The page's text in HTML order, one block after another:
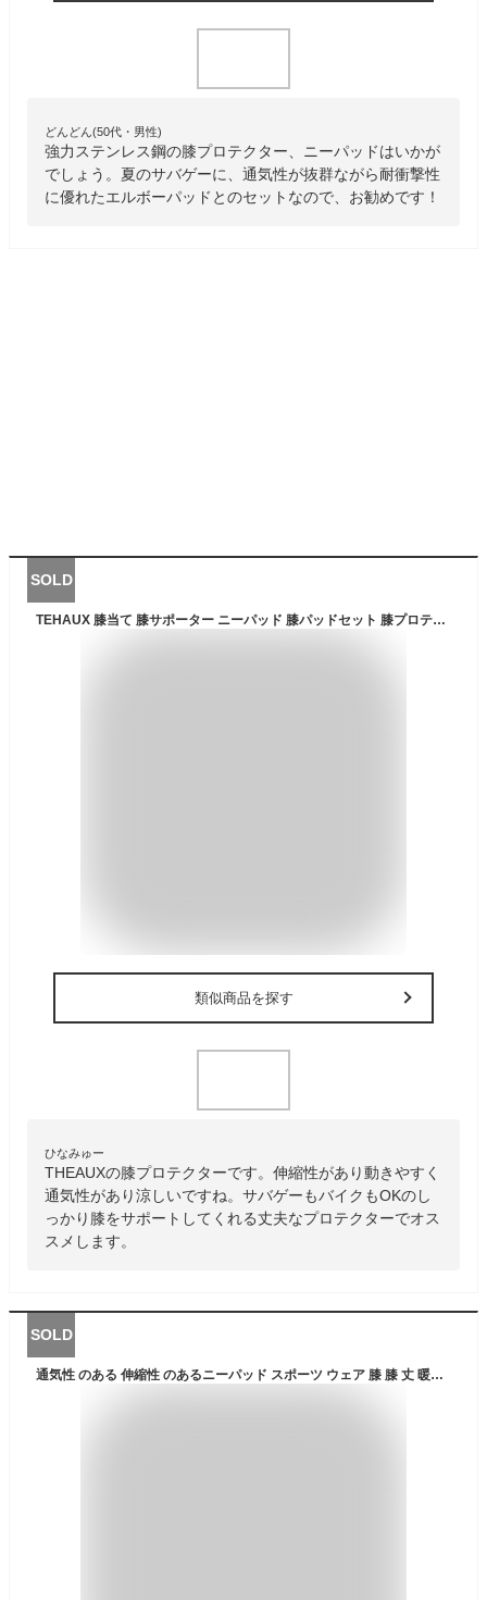
どんどん(50代・男性)
強力ステンレス鋼の膝プロテクター、ニーパッドはいかが
でしょう。夏のサバゲーに、通気性が抜群ながら耐衝撃性
に優れたエルボーパッドとのセットなので、お勧めです！
SOLD
TEHAUX 膝当て 膝サポーター ニーパッド 膝パッドセット 膝プロテクター フリーサイズ 格闘技 伸縮性 通気性 作業用 キックボクシング スケボー スノーボード バイク サバゲー キーパー 男女兼用 2個入
類似商品を探す
ひなみゅー
THEAUXの膝プロテクターです。伸縮性があり動きやすく
通気性があり涼しいですね。サバゲーもバイクもOKのし
っかり膝をサポートしてくれる丈夫なプロテクターでオス
スメします。
SOLD
通気性 のある 伸縮性 のあるニーパッド スポーツ ウェア 膝 膝 丈 暖かい 女性 の 膝 関節 超薄型